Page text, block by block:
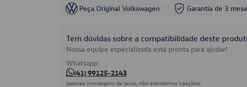
Peça Original Volkswagen Garantia de 3
Tem dúvidas sobre a compatibilidade deste
Nossa equipe especializada está pronta para ajudar!
Whatsapp:
(41) 99125-2143
(apenas mensagens de texto, não atendemos ligações)